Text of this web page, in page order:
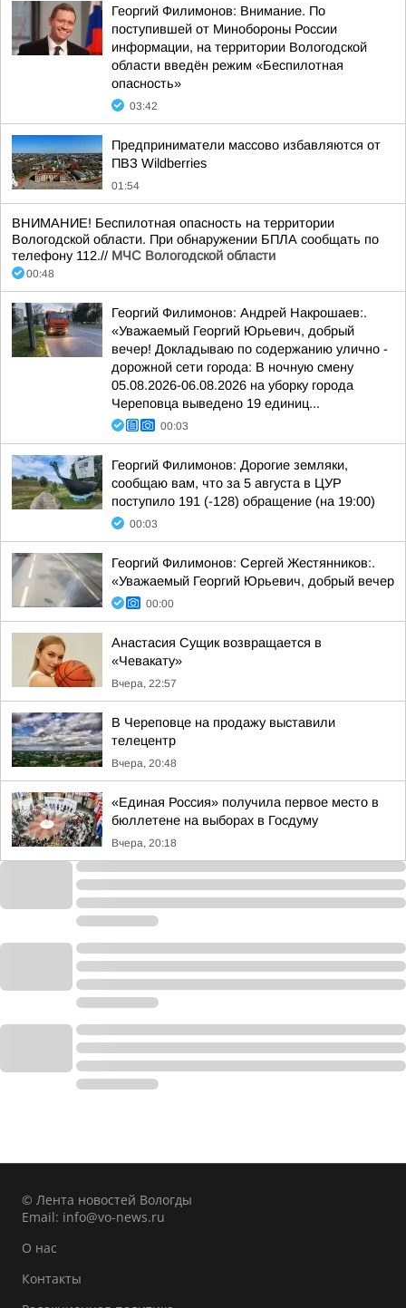
Георгий Филимонов: Внимание. По
поступившей от Минобороны России
информации, на территории Вологодской
области введён режим «Беспилотная
опасность»
03:42
Предприниматели массово избавляются от
ПВЗ Wildberries
01:54
ВНИМАНИЕ! Беспилотная опасность на территории
Вологодской области. При обнаружении БПЛА сообщать по
телефону 112.// МЧС Вологодской области
00:48
Георгий Филимонов: Андрей Накрошаев:.
«Уважаемый Георгий Юрьевич, добрый
вечер! Докладываю по содержанию улично -
дорожной сети города: В ночную смену
05.08.2026-06.08.2026 на уборку города
Череповца выведено 19 единиц...
00:03
Георгий Филимонов: Дорогие земляки,
сообщаю вам, что за 5 августа в ЦУР
поступило 191 (-128) обращение (на 19:00)
00:03
Георгий Филимонов: Сергей Жестянников:.
«Уважаемый Георгий Юрьевич, добрый вечер
00:00
Анастасия Сущик возвращается в
«Чевакату»
Вчера, 22:57
В Череповце на продажу выставили
телецентр
Вчера, 20:48
«Единая Россия» получила первое место в
бюллетене на выборах в Госдуму
Вчера, 20:18
© Лента новостей Вологды
Email: info@vo-news.ru
О нас
Контакты